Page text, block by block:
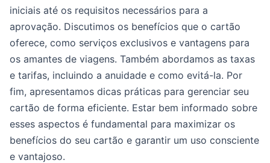
iniciais até os requisitos necessários para a
aprovação. Discutimos os benefícios que o cartão
oferece, como serviços exclusivos e vantagens para
os amantes de viagens. Também abordamos as taxas
e tarifas, incluindo a anuidade e como evitá-la. Por
fim, apresentamos dicas práticas para gerenciar seu
cartão de forma eficiente. Estar bem informado sobre
esses aspectos é fundamental para maximizar os
benefícios do seu cartão e garantir um uso consciente
e vantajoso.